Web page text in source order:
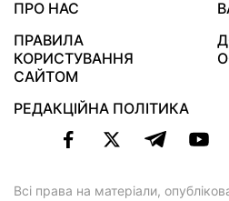
ПРО НАС
ПРАВИЛА
КОРИСТУВАННЯ
САЙТОМ
РЕДАКЦІЙНА ПОЛІТИКА
Всі права на матеріали,